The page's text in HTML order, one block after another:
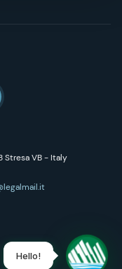
Stresa VB - Italy